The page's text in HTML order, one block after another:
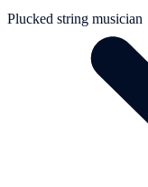
Plucked string musician